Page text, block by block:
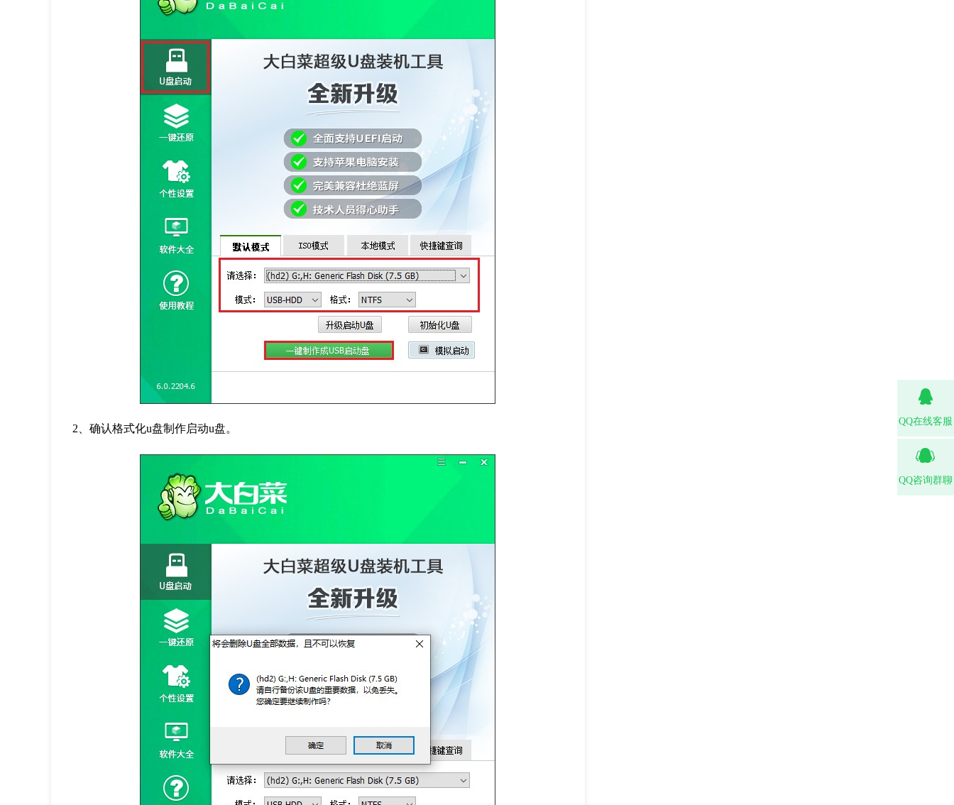
2 、确认格式化u盘制作启动u盘。
QQ在线客服
QQ咨询群聊